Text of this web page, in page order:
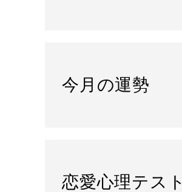
今月の運勢
恋愛心理テスト